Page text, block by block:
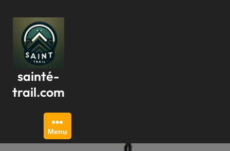
contenu
sainté-
trail.com
Menu